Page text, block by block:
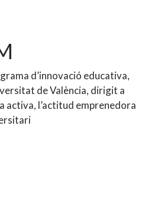
d’innovació educativa,
de València, dirigit a
activa, l’actitud emprenedora